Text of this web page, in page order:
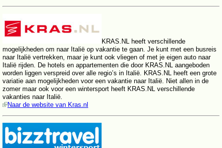
KRAS.NL heeft verschillende
mogelijkheden om naar Italië op vakantie te gaan. Je kunt met een busreis
naar Italië vertrekken, maar je kunt ook vliegen of met je eigen auto naar
Italië rijden. De hotels en appartementen die door KRAS.NL aangeboden
worden liggen verspreid over alle regio’s in Italië. KRAS.NL heeft een grote
variatie aan mogelijkheden voor een vakantie naar Italië. Niet allen in de
zomer maar ook voor een wintersport heeft KRAS.NL verschillende
vakanties naar Italië.
Naar de website van Kras.nl